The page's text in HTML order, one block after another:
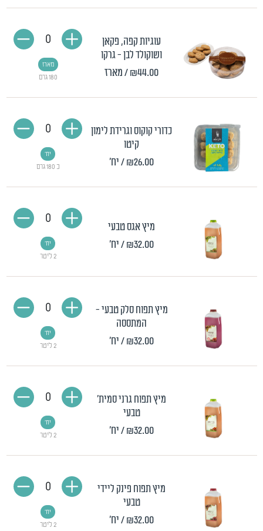
עוגיות קפה, פקאן
ושוקולד לבן - גרקו
₪44.00/ מארז 180 גרם
מארז
0
כדורי קוקוס וגרידת לימון
קיטו
₪26.00/ יח' כ 180 גרם
יח'
0
מיץ אגס טבעי
₪32.00/ יח'
2 ליטר
יח'
0
מיץ תפוח סלק טבעי -
המתססה
₪32.00/ יח' 2 ליטר
יח'
0
מיץ תפוח גרני סמית'
טבעי
₪32.00/ יח' 2 ליטר
יח'
0
מיץ תפוח פינק ליידי
טבעי
₪32.00/ יח' 2 ליטר
יח'
0